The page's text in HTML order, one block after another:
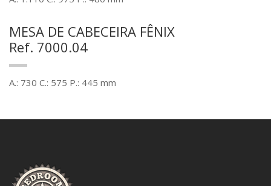
MESA DE CABECEIRA FÊNIX
Ref. 7000.04
A.: 730 C.: 575 P.: 445 mm